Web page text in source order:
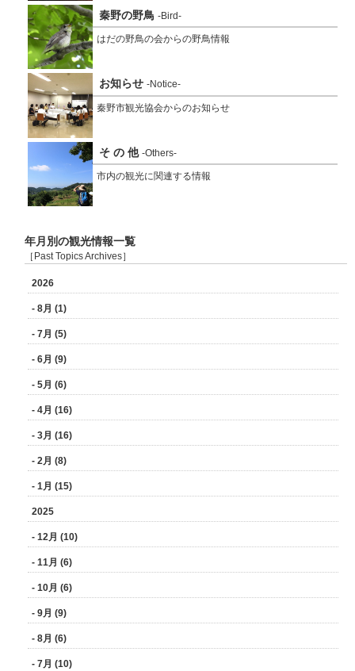
秦野の野鳥 -Bird-
はだの野鳥の会からの野鳥情報
お知らせ -Notice-
秦野市観光協会からのお知らせ
そ の 他 -Others-
市内の観光に関連する情報
年月別の観光情報一覧
［Past Topics Archives］
2026
- 8月 (1)
- 7月 (5)
- 6月 (9)
- 5月 (6)
- 4月 (16)
- 3月 (16)
- 2月 (8)
- 1月 (15)
2025
- 12月 (10)
- 11月 (6)
- 10月 (6)
- 9月 (9)
- 8月 (6)
- 7月 (10)